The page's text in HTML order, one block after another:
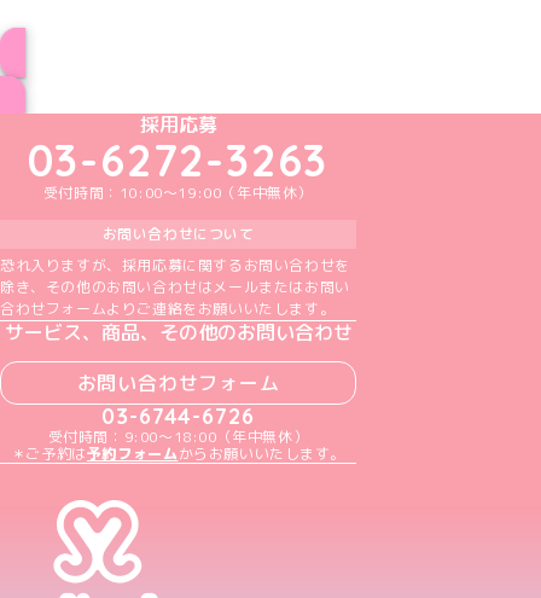
めいどりーみんTikTok公式アカウント
めいどりーみんX公式アカウント
めいどりーみんInstagram公式アカウント
めいどりーみんFacebook公式アカウン
めいどりーみんYouTube公式アカ
採用応募
03-6272-3263
受付時間：10:00～19:00（年中無休）
お問い合わせについて
恐れ入りますが、採用応募に関するお問い合わせを
除き、その他のお問い合わせはメールまたはお問い
合わせフォームよりご連絡をお願いいたします。
サービス、商品、その他のお問い合わせ
お問い合わせフォーム
03-6744-6726
受付時間：9:00～18:00（年中無休）
＊ご予約は予約フォームからお願いいたします。